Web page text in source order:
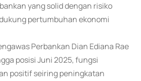
yang solid dengan risiko
pertumbuhan ekonomi
Perbankan Dian Ediana Rae
posisi Juni 2025, fungsi
positif seiring peningkatan